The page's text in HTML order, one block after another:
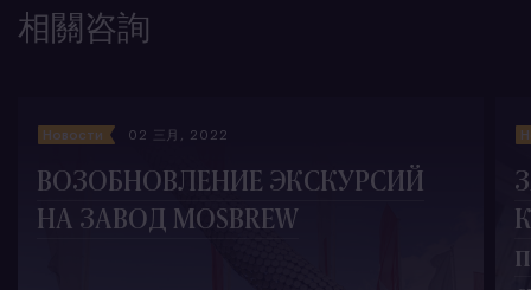
相關咨詢
Новости 02 三月, 2022
ВОЗОБНОВЛЕНИЕ ЭКСКУРСИЙ
НА ЗАВОД MOSBREW